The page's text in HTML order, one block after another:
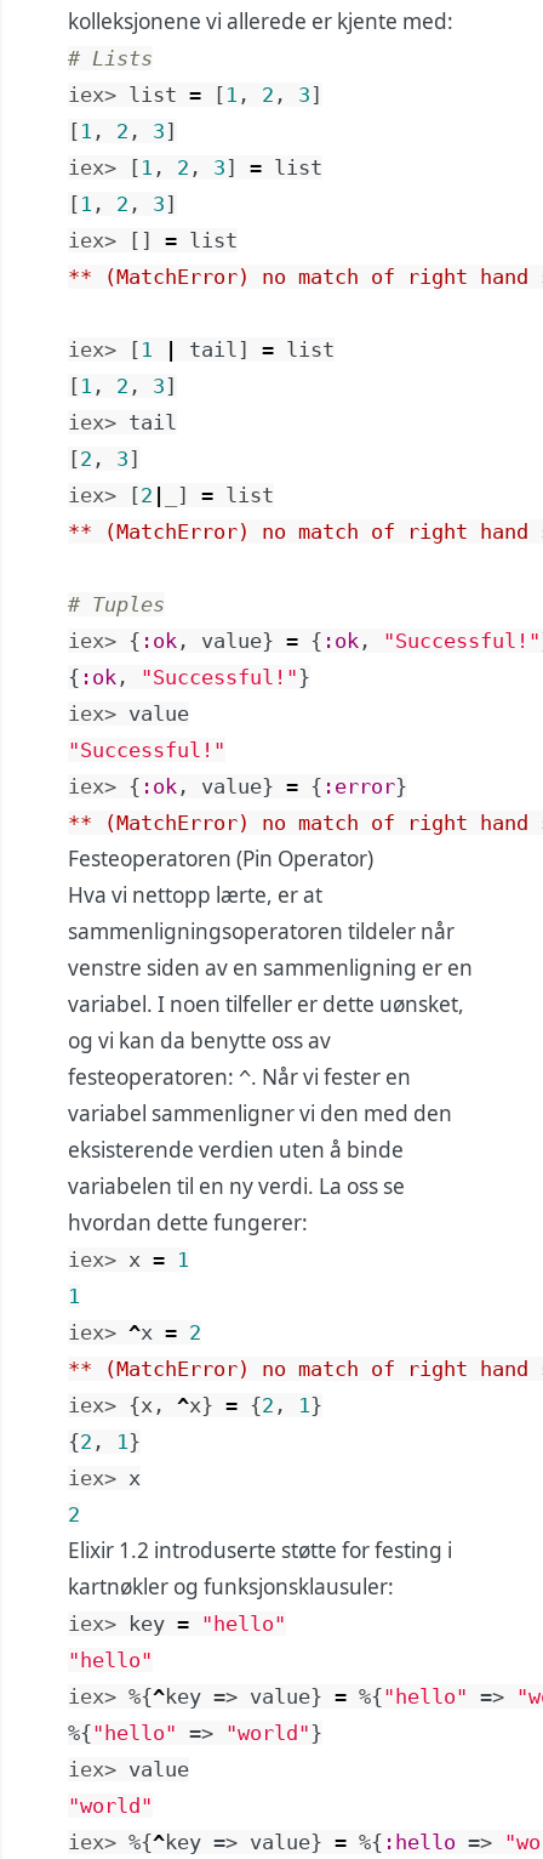
kolleksjonene vi allerede er kjente med:
# Lists
iex> list = [ 1 , 2 , 3]
[ 1 , 2 , 3]
iex>
[ 1 , 2 , 3] = list
[ 1 , 2 , 3]
iex>
[ ] = list
** (MatchError) no match of right
iex> [ 1 tail] = list
[ 1 , 2 , 3]
iex> tail
[2 , 3]
iex>
[2 ] = list
** (MatchError) no match of right
# Tuples
iex> { :ok , value} = { :ok , "Successful!"
{ :ok , "Successful!"}
iex> value
"Successful!"
iex> { :ok , value} = { :error}
** (MatchError) no match of right
Festeoperatoren (Pin Operator)
Hva vi nettopp lærte, er at
sammenligningsoperatoren tildeler når
venstre siden av en sammenligning er en
variabel. I noen tilfeller er dette uønsket,
og vi kan da benytte oss av
festeoperatoren: ^. Når vi fester en
variabel sammenligner vi den med den
eksisterende verdien uten å binde
variabelen til en ny verdi. La oss se
hvordan dette fungerer:
iex> x = 1
1
iex> ^x = 2
** (MatchError) no match of right
iex> {x , ^x} = {2 , 1}
{2 , 1}
iex> x
2
Elixir 1.2 introduserte støtte for festing i
kartnøkler og funksjonsklausuler:
iex> key = "hello"
"hello"
iex> %{^key => value} = %{"hello" =>
%{"hello" => "world"}
iex> value
"world"
iex> %{^key => value} = %{ :hello =>